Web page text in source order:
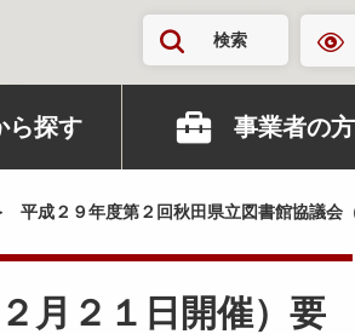
検索
ら探す 事業者の方
平成２９年度第２回秋田県立図書館協議会
月２１日開催）要